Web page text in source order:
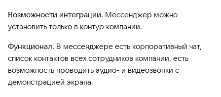
Возможности интеграции. Мессенджер можно
установить только в контур компании.
Функционал. В мессенджере есть корпоративный чат,
список контактов всех сотрудников компании, есть
возможность проводить аудио- и видеозвонки с
демонстрацией экрана.